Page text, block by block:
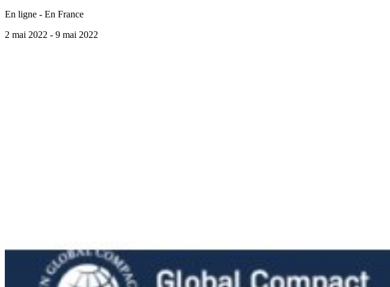
En ligne - En France
2 mai 2022 - 9 mai 2022